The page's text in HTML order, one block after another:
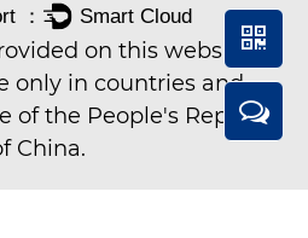
on this website is
only in countries and
of the People's Republic
China.